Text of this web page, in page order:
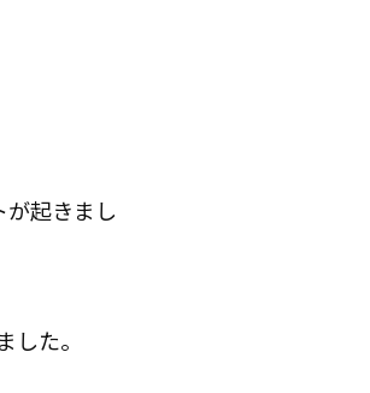
起きまし
た。